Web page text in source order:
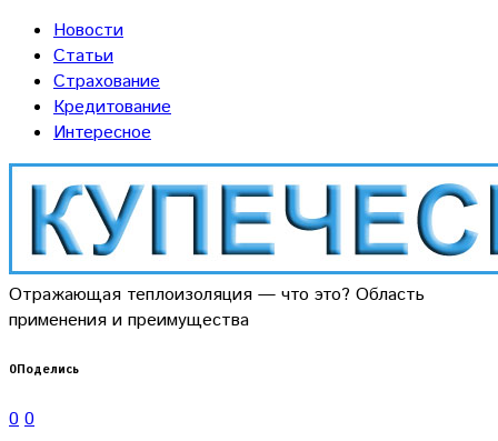
Новости
Статьи
Страхование
Кредитование
Интересное
Отражающая теплоизоляция — что это? Область
применения и преимущества
0Поделись
0 0